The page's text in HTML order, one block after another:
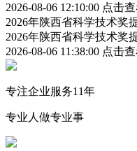
2026-08-06 12:10:00 点击
2026年陕西省科学技术奖
2026年陕西省科学技术奖
2026-08-06 11:38:00 点击
专注企业服务11年
专业人做专业事